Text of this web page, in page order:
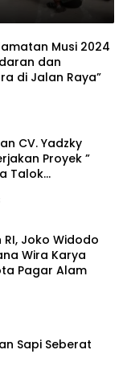
Musi 2024
dan
di Jalan Raya”
CV. Yadzky
Proyek ”
Talok
RI, Joko Widodo
Wira Karya
Pagar Alam
Sapi Seberat